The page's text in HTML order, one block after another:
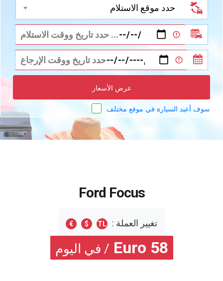
حدد موقع الاستلام
عرض الأسعار
سوف أعيد السيارة في موقع مختلف
Ford Focus
تغيير العملة : TL
$
€
58
Euro / في اليوم